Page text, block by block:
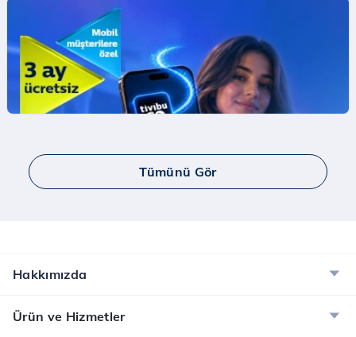
Mobil Ödeme ile ilk App Store Harcamana
İndirim Fırsatı!
Mobil Ödeme ile App Store'da ilk harcamana
indirim kazan.
İncele
Yaay ve Bip Ücretsiz İnternet Kampanyası
İncele
Tümünü Gör
Hakkımızda
Ürün ve Hizmetler